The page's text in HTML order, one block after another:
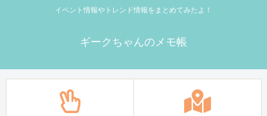
イベント情報やトレンド情報をまとめてみたよ！
ギークちゃんのメモ帳